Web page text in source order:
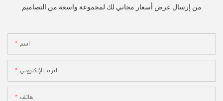
من إرسال عرض أسعار مجاني لك لمجموعة واسعة من التصاميم
اسم
البريد الإلكتروني
هاتف